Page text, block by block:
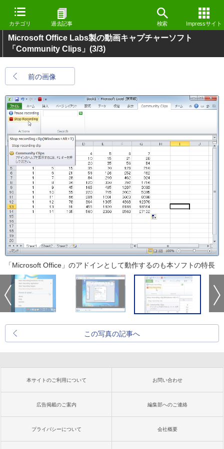
カテゴリ 過去記事 検索 Impressサイト
Microsoft Office Labs製の動画キャプチャーソフト
「Community Clips」 (3/3)
前の画像
「Microsoft Office」のアドインとして動作するのも本ソフトの特長
この写真の記事へ
本サイトのご利用について お問い合わせ
広告掲載のご案内 編集部へのご連絡
プライバシーについて 会社概要